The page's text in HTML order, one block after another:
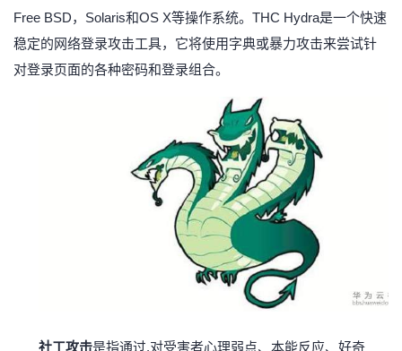
Free BSD，Solaris和OS X等操作系统。THC Hydra是一个快速
稳定的网络登录攻击工具，它将使用字典或暴力攻击来尝试针
对登录页面的各种密码和登录组合。
社工攻击是指通过.对受害者心理弱点、本能反应、好奇